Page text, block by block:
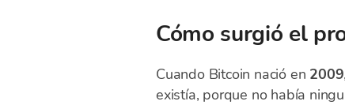
Cómo surgió el
Cuando Bitcoin nació en 2009
existía, porque no había